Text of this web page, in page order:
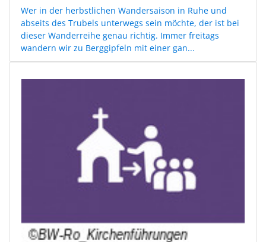
Wer in der herbstlichen Wandersaison in Ruhe und
abseits des Trubels unterwegs sein möchte, der ist bei
dieser Wanderreihe genau richtig. Immer freitags
wandern wir zu Berggipfeln mit einer gan...